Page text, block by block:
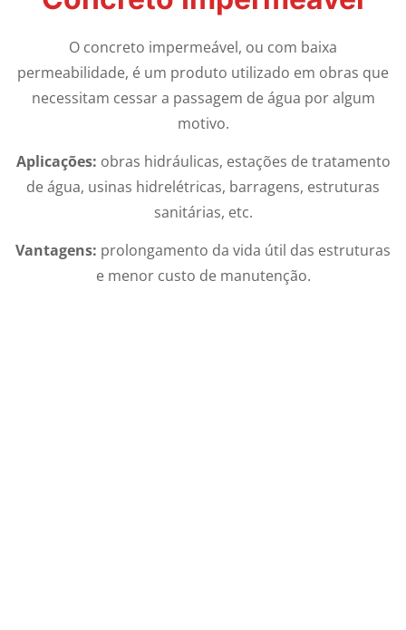
O concreto impermeável, ou com baixa
permeabilidade, é um produto utilizado em obras que
necessitam cessar a passagem de água por algum
motivo.
Aplicações: obras hidráulicas, estações de tratamento
de água, usinas hidrelétricas, barragens, estruturas
sanitárias, etc.
Vantagens: prolongamento da vida útil das estruturas
e menor custo de manutenção.